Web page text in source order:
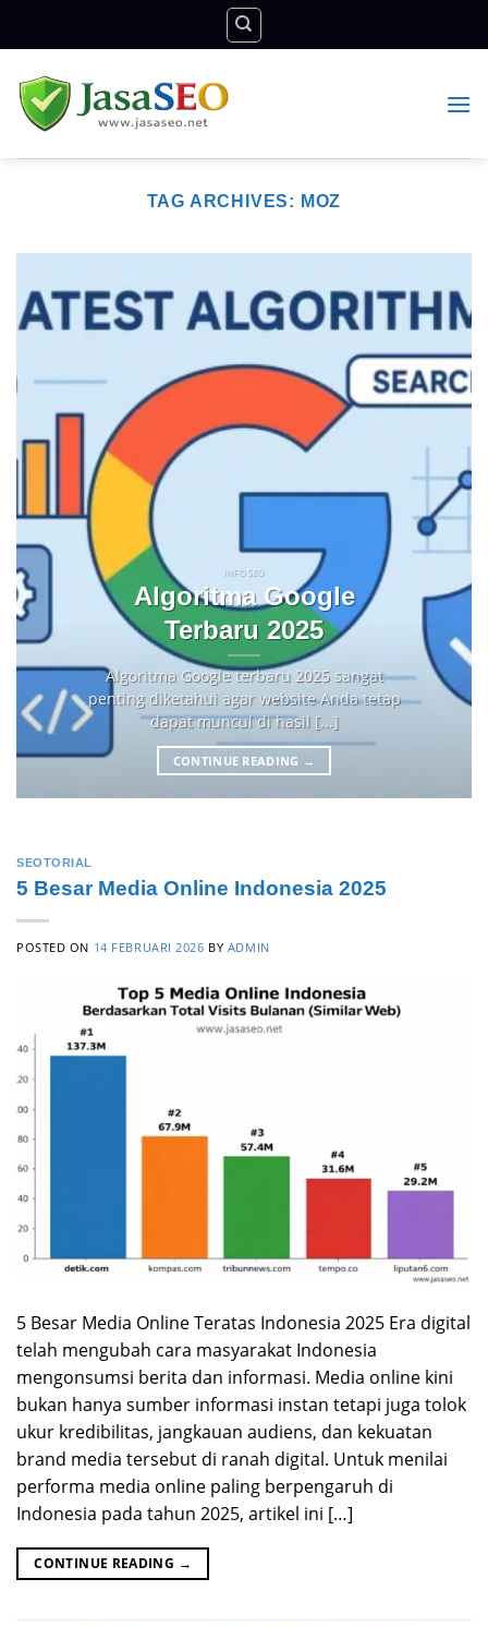
TAG ARCHIVES: MOZ
INFO SEO
Algoritma Google
Terbaru 2025
Algoritma Google terbaru 2025 sangat
penting diketahui agar website Anda tetap
dapat muncul di hasil [...]
CONTINUE READING →
SEOTORIAL
5 Besar Media Online Indonesia 2025
POSTED ON 14 FEBRUARI 2026 BY ADMIN
5 Besar Media Online Teratas Indonesia 2025 Era digital
telah mengubah cara masyarakat Indonesia
mengonsumsi berita dan informasi. Media online kini
bukan hanya sumber informasi instan tetapi juga tolok
ukur kredibilitas, jangkauan audiens, dan kekuatan
brand media tersebut di ranah digital. Untuk menilai
performa media online paling berpengaruh di
Indonesia pada tahun 2025, artikel ini […]
CONTINUE READING →